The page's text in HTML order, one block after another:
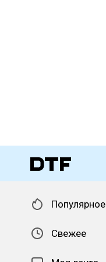
Популярное
Свежее